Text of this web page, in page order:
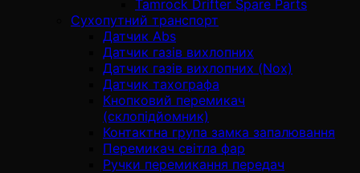
Tamrock Drifter Spare Parts
Сухопутний транспорт
Датчик Abs
Датчик газів вихлопних
Датчик газів вихлопних (Nox)
Датчик тахографа
Кнопковий перемикач
(склопідйомник)
Контактна група замка запалювання
Перемикач світла фар
Ручки перемикання передач